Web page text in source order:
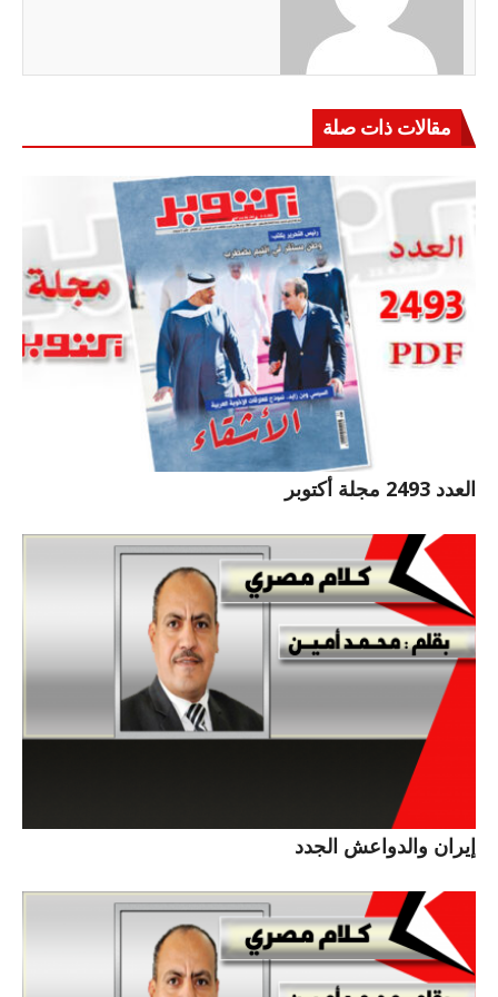
مقالات ذات صلة
العدد 2493 مجلة أكتوبر
إيران والدواعش الجدد